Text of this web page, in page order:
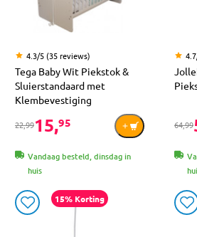
4.3/5 (35 reviews)
Tega Baby Wit Piekstok &
Sluierstandaard met
Klembevestiging
22,9915,95
Vandaag besteld, dinsdag in
huis
64,99
15% Korting